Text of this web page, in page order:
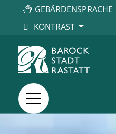
GEBÄRDENSPRACHE
KONTRAST